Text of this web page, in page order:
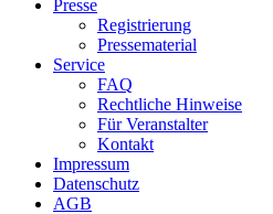
Presse
Registrierung
Pressematerial
Service
FAQ
Rechtliche Hinweise
Für Veranstalter
Kontakt
Impressum
Datenschutz
AGB